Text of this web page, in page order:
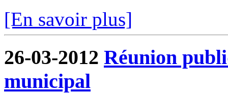
[En savoir plus]
26-03-2012 Réunion
municipal